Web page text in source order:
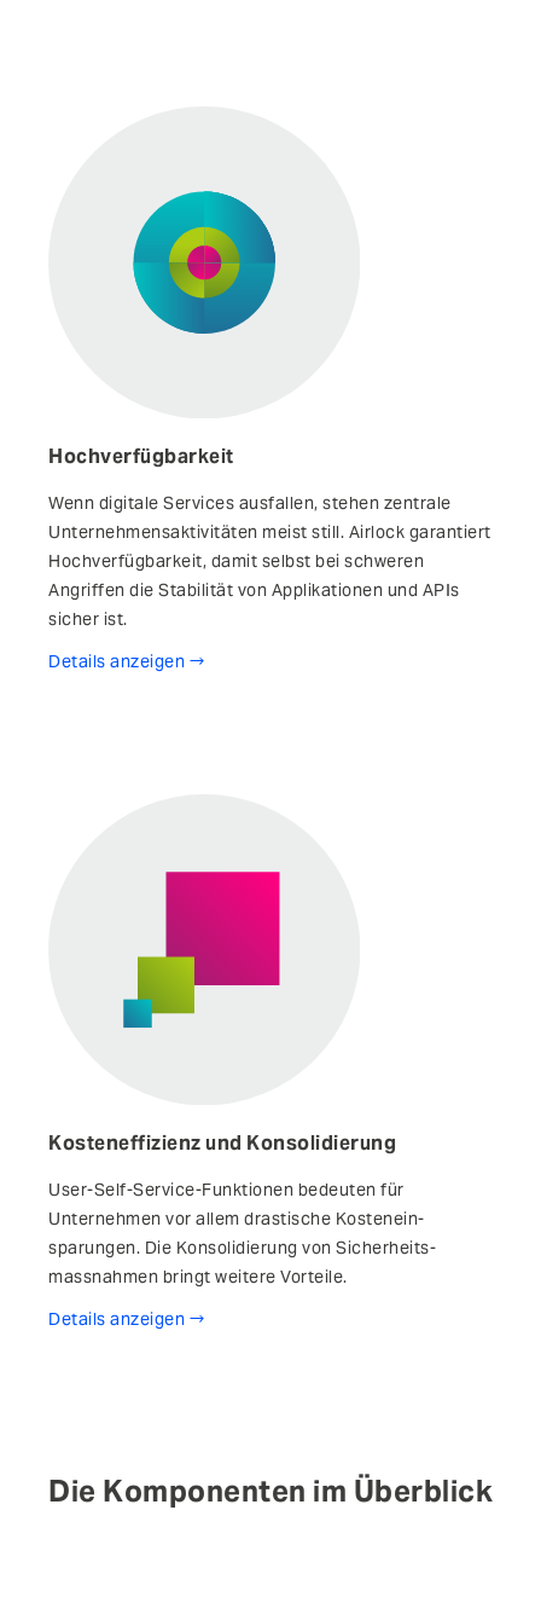
Hochverfügbarkeit
Wenn digitale Services aus­fallen, stehen zentrale
Unter­nehmens­aktivitäten meist still. Airlock garantiert
Hoch­verfügbar­keit, damit selbst bei schweren
Angriffen die Stabilität von Applikationen und APIs
sicher­ ist.
Details anzeigen
Kosteneffizienz und Konsolidierung
User-Self-Service-Funktionen bedeuten für
Unternehmen vor allem drastische Kosten­ein­
sparungen. Die Kon­soli­dierung von Sicher­heits­
massnahmen bringt weitere Vorteile.
Details anzeigen
Die Komponenten im Überblick